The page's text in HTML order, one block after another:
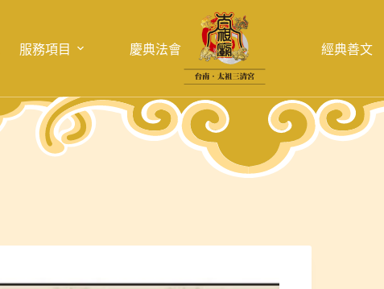
服務項目 慶典法會 經典善文